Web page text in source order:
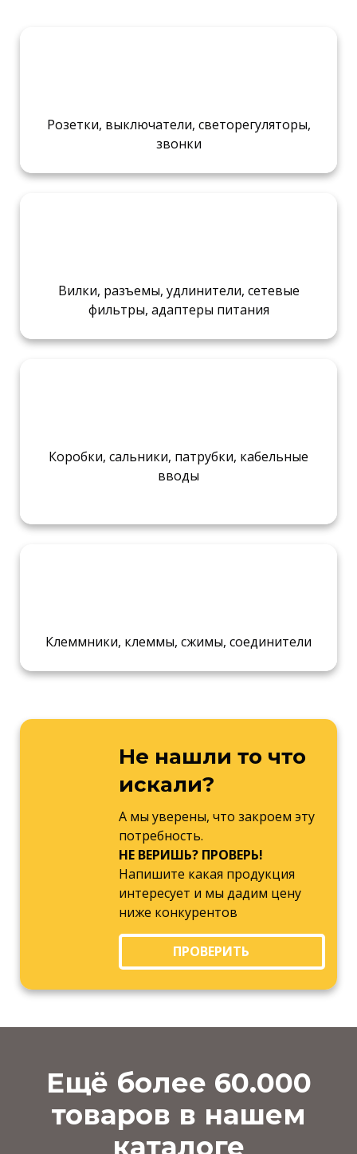
Розетки, выключатели, светорегуляторы,
звонки
Вилки, разъемы, удлинители, сетевые
фильтры, адаптеры питания
Коробки, сальники, патрубки, кабельные
вводы
Клеммники, клеммы, сжимы, соединители
Не нашли то что
искали?
А мы уверены, что закроем эту
потребность.
НЕ ВЕРИШЬ? ПРОВЕРЬ!
Напишите какая продукция
интересует и мы дадим цену
ниже конкурентов
ПРОВЕРИТЬ
Ещё более 60.000
товаров в нашем
каталоге